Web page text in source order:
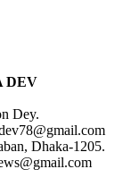
DEV
Dey.
Dhaka-1205.